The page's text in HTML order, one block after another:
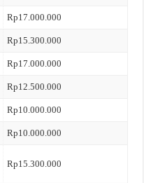
Rp17.000.000
Rp15.300.000
Rp17.000.000
Rp12.500.000
Rp10.000.000
Rp10.000.000
Rp15.300.000